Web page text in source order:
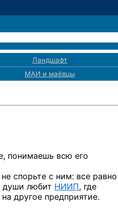
Ландшафт
МАИ и маёвцы
понимаешь всю его
не спорьте с ним: все равно
души любит НИИП, где
на другое предприятие.